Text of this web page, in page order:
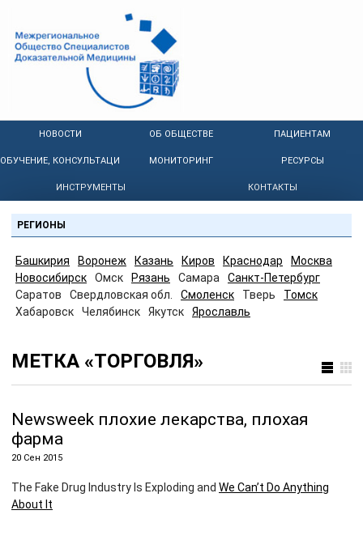
НОВОСТИ ОБ ОБЩЕСТВЕ ПАЦИЕНТАМ
ОБУЧЕНИЕ, КОНСУЛЬТАЦИИ МОНИТОРИНГ РЕСУРСЫ
ИНСТРУМЕНТЫ КОНТАКТЫ
РЕГИОНЫ
Башкирия Воронеж Казань Киров Краснодар
Москва
Новосибирск
Омск Рязань Самара
Санкт-Петербург
Саратов
Свердловская обл. Смоленск Тверь
Томск
Хабаровск
Челябинск Якутск Ярославль
МЕТКА «ТОРГОВЛЯ»
Newsweek плохие лекарства, плохая
фарма
20 Сен 2015
The Fake Drug Industry Is Exploding and We Can’t Do Anything
About It